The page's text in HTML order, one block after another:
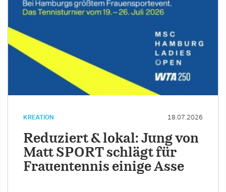
KREATION 18.07.2026
Reduziert & lokal: Jung von
Matt SPORT schlägt für
Frauentennis einige Asse